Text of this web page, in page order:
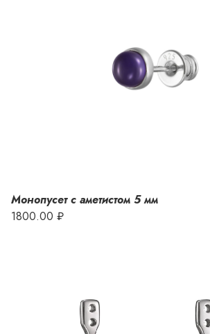
Монопусет с аметистом 5 мм
1800.00 ₽